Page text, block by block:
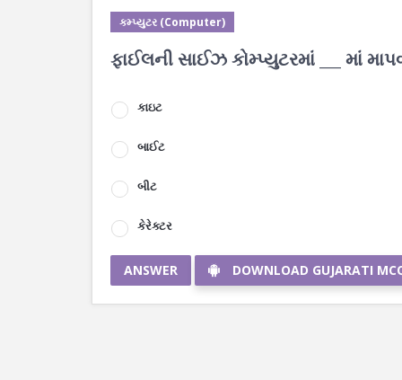
કમ્પ્યુટર (Computer)
ફાઈલની સાઈઝ કોમ્પ્યુટરમાં ___ માં
કાઇટ
બાઈટ
બીટ
કેરેક્ટર
ANSWER DOWNLOAD GUJARATI